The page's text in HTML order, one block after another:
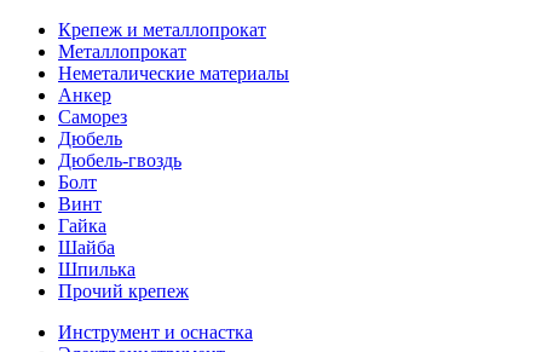
Крепеж и металлопрокат
Металлопрокат
Неметалические материалы
Анкер
Саморез
Дюбель
Дюбель-гвоздь
Болт
Винт
Гайка
Шайба
Шпилька
Прочий крепеж
Инструмент и оснастка